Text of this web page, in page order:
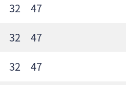
32 47
32 47
32 47